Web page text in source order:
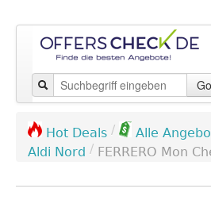
Hot Deals / Alle
Aldi Nord / FERRERO Mon